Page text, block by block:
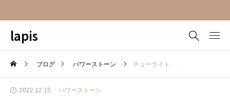
lapis
ブログ パワーストーン チューライト
2022.12.15 パワーストーン